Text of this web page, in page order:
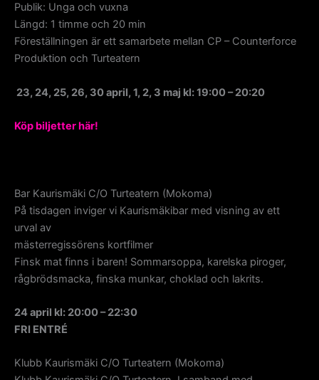
Publik: Unga och vuxna
Längd: 1 timme och 20 min
Föreställningen är ett samarbete mellan CP – Counterforce
Produktion och Turteatern
23, 24, 25, 26, 30 april, 1, 2, 3 maj kl: 19:00–20:20
Köp biljetter här!
Bar Kaurismäki C/O Turteatern (Mokoma)
På tisdagen inviger vi Kaurismäkibar med visning av ett
urval av
mästerregissörens kortfilmer
Finsk mat finns i baren! Sommarsoppa, karelska piroger,
rågbrödsmacka, finska munkar, choklad och lakrits.
24 april kl: 20:00 – 22:30
FRI ENTRÉ
Klubb Kaurismäki C/O Turteatern (Mokoma)